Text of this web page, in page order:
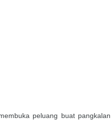
peluang buat pangkalan